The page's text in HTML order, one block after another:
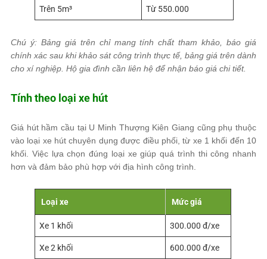
Trên 5m³ Từ 550.000
Chú ý: Bảng giá trên chỉ mang tính chất tham khảo, báo giá
chính xác sau khi khảo sát công trình thực tế, bảng giá trên dành
cho xí nghiệp. Hộ gia đình cần liên hệ để nhận báo giá chi tiết.
Tính theo loại xe hút
Giá hút hầm cầu tại U Minh Thượng Kiên Giang cũng phụ thuộc
vào loại xe hút chuyên dụng được điều phối, từ xe 1 khối đến 10
khối. Việc lựa chọn đúng loại xe giúp quá trình thi công nhanh
hơn và đảm bảo phù hợp với địa hình công trình.
Loại xe Mức giá
Xe 1 khối 300.000 đ/xe
Xe 2 khối 600.000 đ/xe